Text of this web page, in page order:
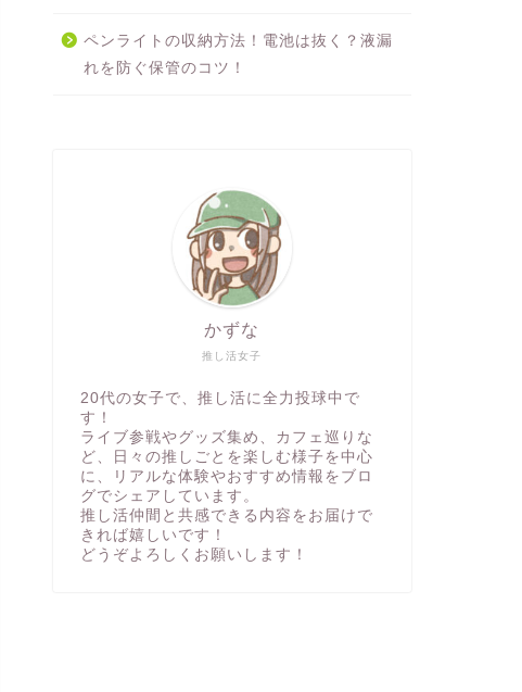
ペンライトの収納方法！電池は抜く？液漏
れを防ぐ保管のコツ！
推し活女子
かずな
20代の女子で、推し活に全力投球中で
す！
ライブ参戦やグッズ集め、カフェ巡りな
ど、日々の推しごとを楽しむ様子を中心
に、リアルな体験やおすすめ情報をブロ
グでシェアしています。
推し活仲間と共感できる内容をお届けで
きれば嬉しいです！
どうぞよろしくお願いします！